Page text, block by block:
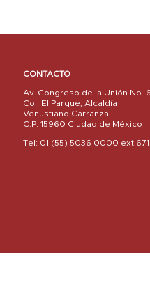
CONTACTO
Av. Congreso de la Unión No.
Col. El Parque, Alcaldía
Venustiano Carranza
C.P. 15960 Ciudad de México
Tel: 01 (55) 5036 0000